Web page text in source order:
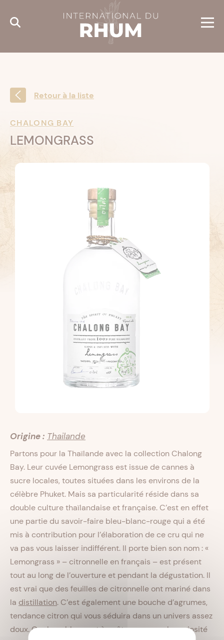
Retour à la liste
CHALONG BAY
LEMONGRASS
Origine : Thailande
Partons pour la Thaïlande avec la collection Chalong
Bay. Leur cuvée Lemongrass est issue de cannes à
sucre locales, toutes situées dans les environs de la
célèbre Phuket. Mais sa particularité réside dans sa
double culture thaïlandaise et française. C’est en effet
une partie du savoir-faire bleu-blanc-rouge qui a été
mis à contribution pour l’élaboration de ce cru qui ne
va pas vous laisser indifférent. Il porte bien son nom : «
Lemongrass » – citronnelle en français – est présent
tout au long de l’ouverture et pendant la dégustation. Il
est vrai que des feuilles de citronnelle ont mariné dans
la distillation. C’est également une bouche d’agrumes,
tendance citron qui vous séduira dans un univers assez
doux. Ce rhum blanc est à goûter pur pour la curiosité
Cookies management panel